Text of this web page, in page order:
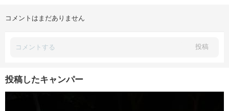
コメントはまだありません
投稿
投稿したキャンパー